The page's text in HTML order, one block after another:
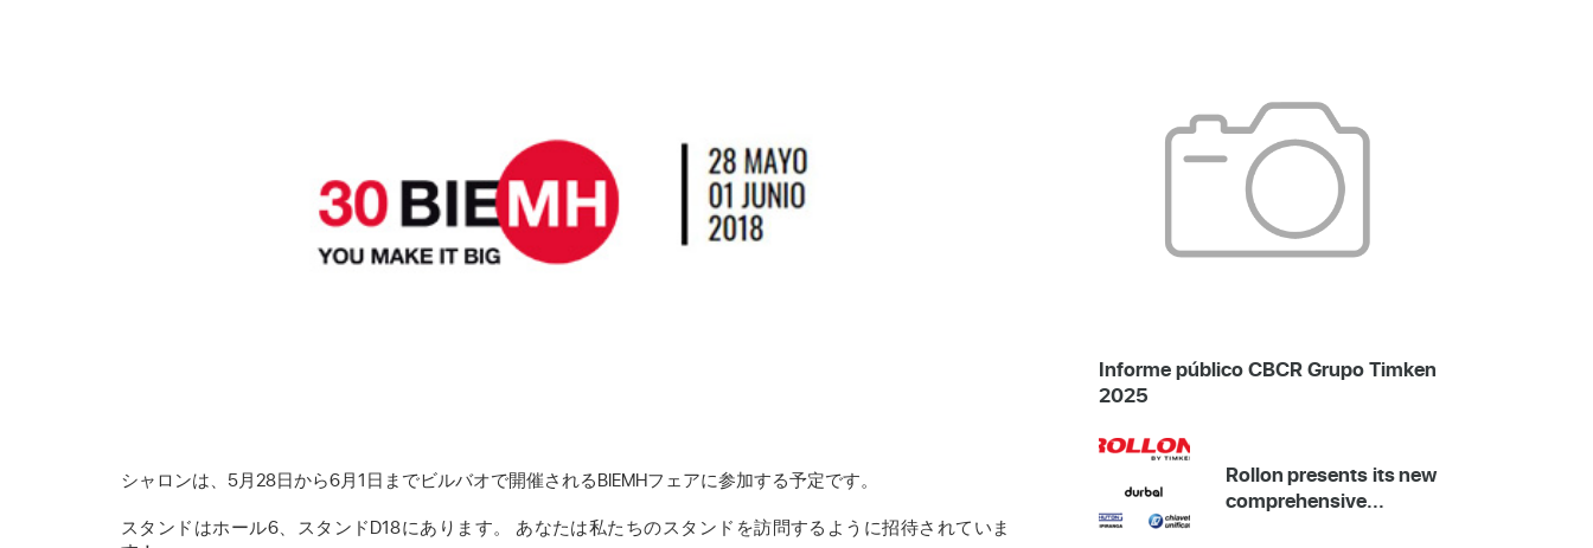
シャロンは、5月28日から6月1日までビルバオで開催されるBIEMHフェアに参加する予定です。
スタンドはホール6、スタンドD18にあります。 あなたは私たちのスタンドを訪問するように招待されていま
Informe público CBCR Grupo Timken
2025
Rollon presents its new
comprehensive...